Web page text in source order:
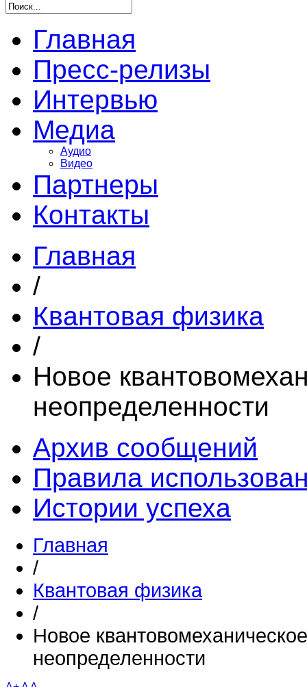
Главная
Пресс-релизы
Интервью
Медиа
Аудио
Видео
Партнеры
Контакты
Главная
/
Квантовая физика
/
Новое
неопределенности
Архив сообщений
Правила
Истории успеха
Главная
/
Квантовая физика
/
Новое
неопределенности